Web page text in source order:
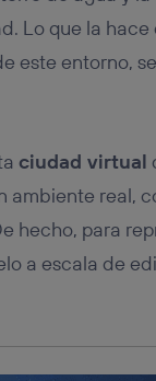
Lo que la
este entorno,
ciudad virtual
ambiente real,
hecho, para
a escala de
el uso de la
banda ancha(p.
actividades de
del usuario del
Utiq
visitando el
portal
la política de